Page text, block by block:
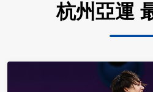
杭州亞運